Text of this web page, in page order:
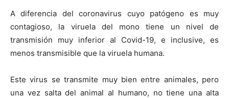
A diferencia del coronavirus cuyo patógeno es muy
contagioso, la viruela del mono tiene un nivel de
transmisión muy inferior al Covid-19, e inclusive, es
menos transmisible que la viruela humana.
Este virus se transmite muy bien entre animales, pero
una vez salta del animal al humano, no tiene una alta